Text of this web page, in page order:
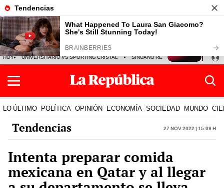
HOY UNIVERSITARIO VS SPORTING CRISTAL SINUANO RESULTADOS HOY
LO ÚLTIMO POLÍTICA OPINIÓN ECONOMÍA SOCIEDAD MUNDO
Tendencias 27 Nov 2022 | 15:09 h
Intenta preparar comida
mexicana en Qatar y al llegar